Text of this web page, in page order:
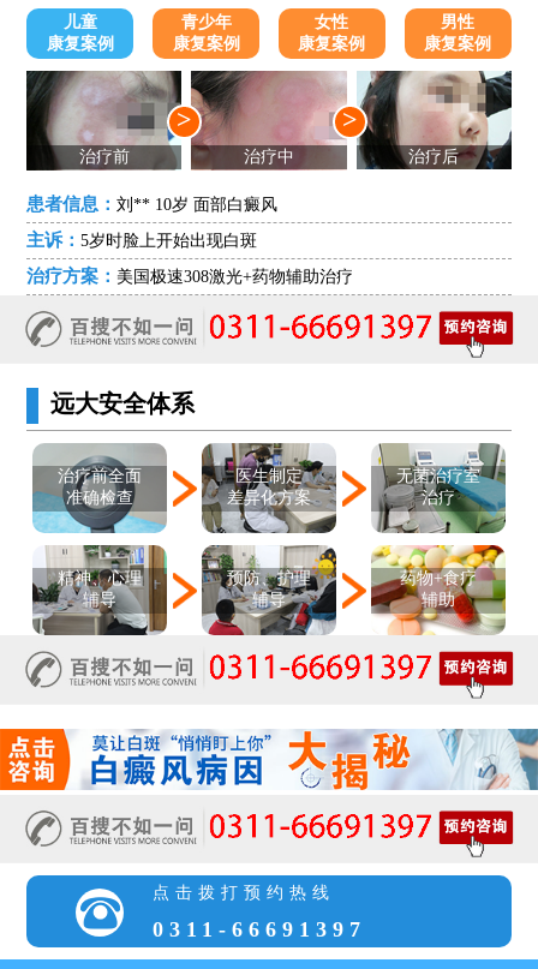
儿童
康复案例
青少年
康复案例
女性
康复案例
男性
康复案例
治疗前
>
治疗中
>
治疗后
患者信息：刘** 10岁 面部白癜风
主诉：5岁时脸上开始出现白斑
治疗方案： 美国极速308激光+药物辅助治疗
远大安全体系
治疗前全面
准确检查
医生制定
差异化方案
无菌治疗室
治疗
精神、心理
辅导
预防、护理
辅导
药物+食疗
辅助
点击拨打预约热线
0311-66691397